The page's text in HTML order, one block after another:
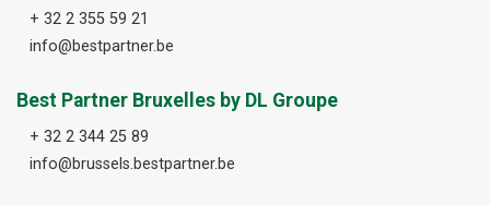
+ 32 2 355 59 21
info@bestpartner.be
Best Partner Bruxelles by DL Groupe
+ 32 2 344 25 89
info@brussels.bestpartner.be